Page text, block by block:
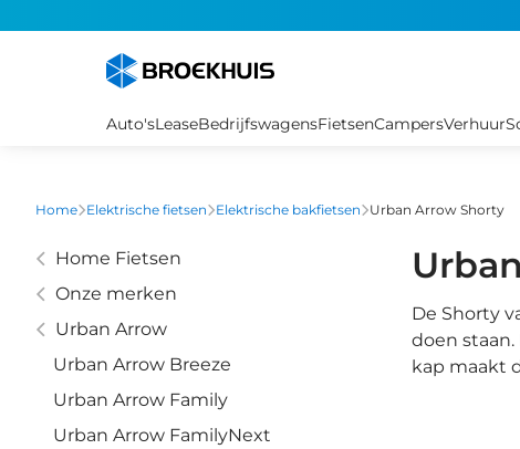
Auto'sLeaseBedrijfswagensFietsenCampersVerhuur
Home Elektrische fietsen Elektrische bakfietsen Urban Arrow Shorty
Home Fietsen
Onze merken
Urban Arrow
Urban Arrow Breeze
Urban Arrow Family
Urban Arrow FamilyNext
De Shorty
doen
kap maakt